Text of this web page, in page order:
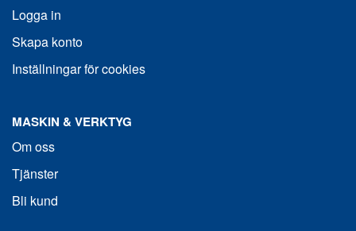
Logga in
Skapa konto
Inställningar för cookies
MASKIN & VERKTYG
Om oss
Tjänster
Bli kund